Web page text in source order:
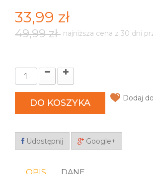
33,99 zł
49,99 zł najniższa cena z 30 dni
DO KOSZYKA Dodaj
Udostępnij Google+